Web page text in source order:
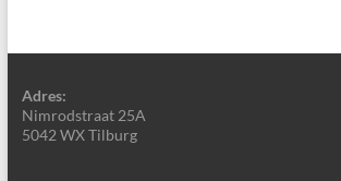
Adres:
Nimrodstraat 25A
5042 WX Tilburg